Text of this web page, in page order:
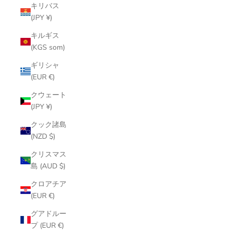
キリバス
(JPY ¥)
キルギス
(KGS som)
ギリシャ
(EUR €)
クウェート
(JPY ¥)
クック諸島
(NZD $)
クリスマス
島 (AUD $)
クロアチア
(EUR €)
グアドルー
プ (EUR €)